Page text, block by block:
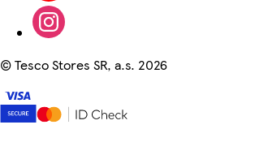
©Tesco Stores SR, a.s. 2026